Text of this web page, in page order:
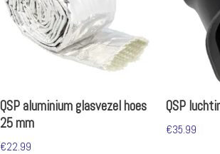
QSP aluminium glasvezel hoes
25 mm
€22.99
QSP
€35.99